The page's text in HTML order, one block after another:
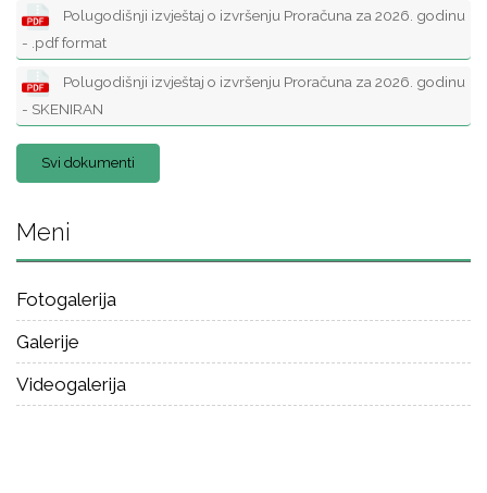
Polugodišnji izvještaj o izvršenju Proračuna za 2026. godinu
- .pdf format
Polugodišnji izvještaj o izvršenju Proračuna za 2026. godinu
- SKENIRAN
Svi dokumenti
Meni
Fotogalerija
Galerije
Videogalerija